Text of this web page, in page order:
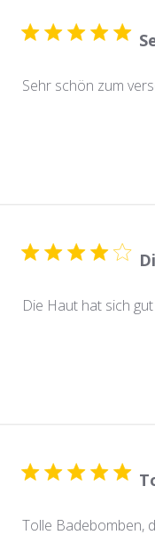
Sehr schön zum
Die Haut hat sich
Tolle Badebomben,